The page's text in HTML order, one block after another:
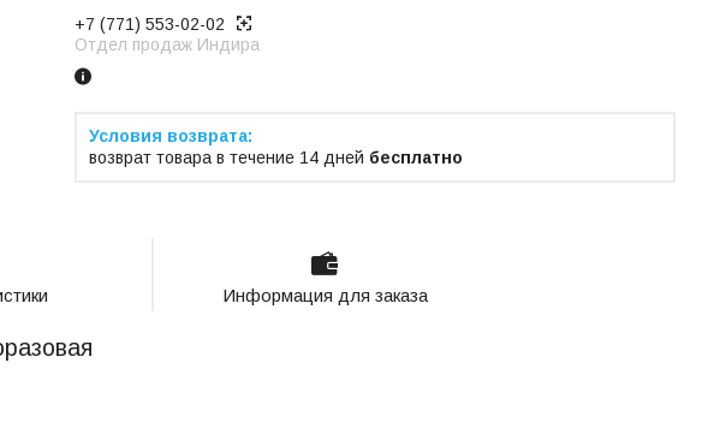
+7 (771) 553-02-02
Отдел продаж Индира
возврат товара в течение 14 дней бесплатно
Информация для заказа